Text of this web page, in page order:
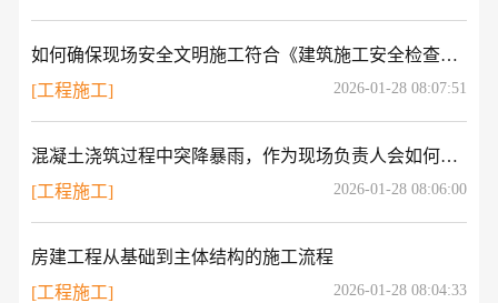
如何确保现场安全文明施工符合《建筑施工安全检查标准》（JGJ59-2011）？
[工程施工]
2026-01-28 08:07:51
混凝土浇筑过程中突降暴雨，作为现场负责人会如何处理？
[工程施工]
2026-01-28 08:06:00
房建工程从基础到主体结构的施工流程
[工程施工]
2026-01-28 08:04:33